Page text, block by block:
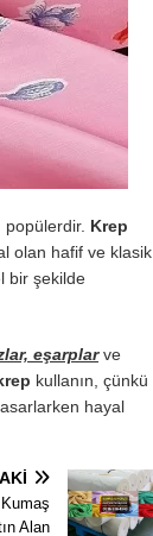
Krep
olan hafif ve klasik
bir şekilde
eşarplarve
kullanın, çünkü
hayal
Alan